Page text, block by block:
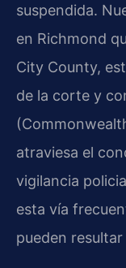
suspendida.
en Richmond
City County,
de la corte y
atraviesa el
vigilancia
esta vía
pueden